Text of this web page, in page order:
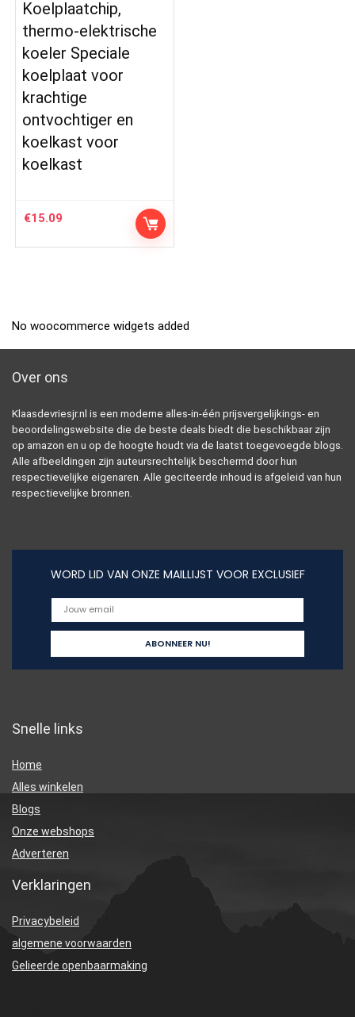
Koelplaatchip,
thermo-elektrische
koeler Speciale
koelplaat voor
krachtige
ontvochtiger en
koelkast voor
koelkast
€15.09
No woocommerce widgets added
Over ons
Klaasdevriesjr.nl is een moderne alles-in-één prijsvergelijkings- en
beoordelingswebsite die de beste deals biedt die beschikbaar zijn
op amazon en u op de hoogte houdt via de laatst toegevoegde blogs.
Alle afbeeldingen zijn auteursrechtelijk beschermd door hun
respectievelijke eigenaren. Alle geciteerde inhoud is afgeleid van hun
respectievelijke bronnen.
WORD LID VAN ONZE MAILLIJST VOOR EXCLUSIEF
Snelle links
Home
Alles winkelen
Blogs
Onze webshops
Adverteren
Verklaringen
Privacybeleid
algemene voorwaarden
Gelieerde openbaarmaking